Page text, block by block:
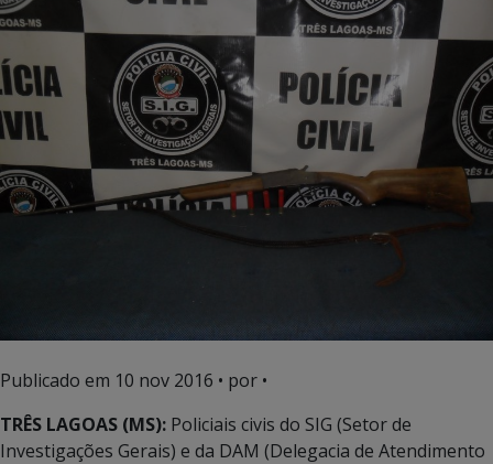
Publicado em 10 nov 2016 • por •
TRÊS LAGOAS (MS): Policiais civis do SIG (Setor de
Investigações Gerais) e da DAM (Delegacia de Atendimento